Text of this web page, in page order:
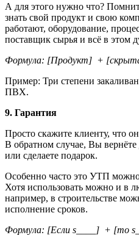
А для этого нужно что?
знать свой продукт и свою
работают, оборудование,
поставщик сырья и всё в этом
Формула: [Продукт] +
Пример: Три степени
ПВХ.
9. Гарантия
Просто скажите клиенту, что
В обратном случае, Вы вернёте
или сделаете подарок.
Особенно часто это УТП
Хотя использовать можно и в
например, в строительстве
исполнение сроков.
Формула: [Если s____] + [то